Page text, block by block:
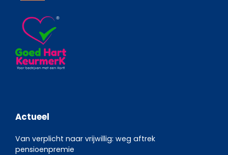
Actueel
Van verplicht naar vrijwillig: weg aftrek
pensioenpremie